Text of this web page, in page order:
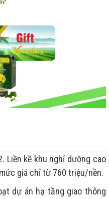
Liền kề khu nghỉ dưỡng cao
giá chỉ từ 760 triệu/nền.
dự án hạ tầng giao thông